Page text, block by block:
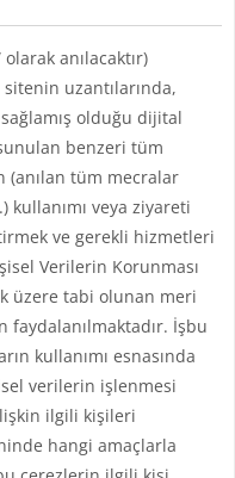
anılacaktır)
uzantılarında,
olduğu dijital
benzeri tüm
(anılan tüm mecralar
kullanımı veya ziyareti
ve gerekli hizmetleri
Verilerin Korunması
üzere tabi olunan meri
faydalanılmaktadır. İşbu
kullanımı esnasında
verilerin işlenmesi
ilgili kişileri
hangi amaçlarla